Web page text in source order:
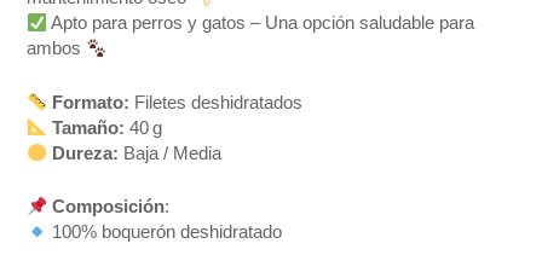
Apto para perros y gatos – Una opción saludable para
ambos
Formato: Filetes deshidratados
Tamaño: 40 g
Dureza: Baja / Media
Composición:
100% boquerón deshidratado